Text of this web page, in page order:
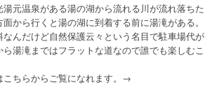
元温泉がある湯の湖から流れる川が流れ落ちた
から行くと湯の湖に到着する前に湯滝がある。
んだけど自然保護云々という名目で駐車場代が
湯滝まではフラットな道なので誰でも楽しむこ
こちらからご覧になれます。→